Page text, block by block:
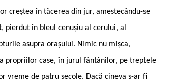
creștea în tăcerea din jur, amestecându-se
pierdut în bleul cenușiu al cerului, al
asupra orașului. Nimic nu mișca,
propriilor case, în jurul fântânilor, pe treptele
vreme de patru secole. Dacă cineva s-ar fi